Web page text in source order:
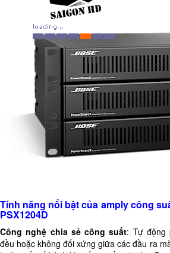
Tính năng nổi bật của amply công
PSX1204D
Công nghệ chia sẻ công suất: Tự động
đều hoặc không đối xứng giữa các đầu ra